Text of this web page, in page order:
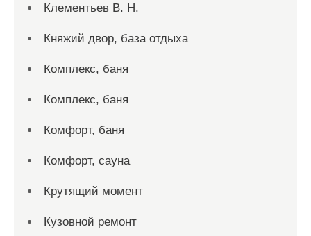
Клементьев В. Н.
Княжий двор, база отдыха
Комплекс, баня
Комплекс, баня
Комфорт, баня
Комфорт, сауна
Крутящий момент
Кузовной ремонт